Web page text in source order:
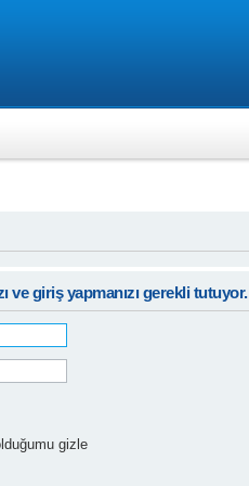
ve giriş yapmanızı gerekli tutuyor.
gizle